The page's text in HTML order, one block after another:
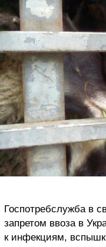
Госпотребслужба в
запретом ввоза в
к инфекциям,